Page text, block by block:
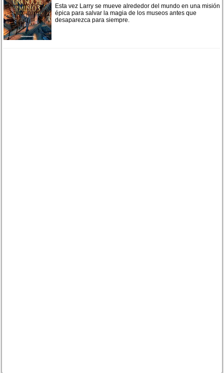
Esta vez Larry se mueve alrededor del mundo en una misión
épica para salvar la magia de los museos antes que
desaparezca para siempre.